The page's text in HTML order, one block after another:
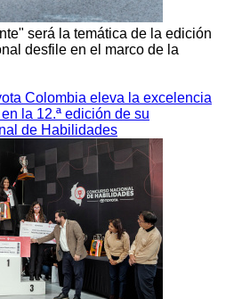
será la temática de la edición
desfile en el marco de la
Colombia eleva la excelencia
la 12.ª edición de su
de Habilidades